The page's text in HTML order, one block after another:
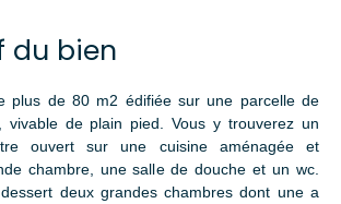
du bien
plus de 80 m2 édifiée sur une parcelle de
de plain pied. Vous y trouverez un
ouvert sur une cuisine aménagée et
chambre, une salle de douche et un wc.
deux grandes chambres dont une a